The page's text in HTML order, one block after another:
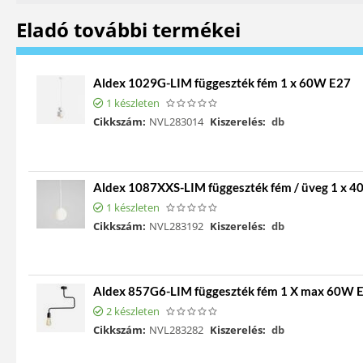
Eladó további termékei
Aldex 1029G-LIM függeszték fém 1 x 60W E27
1 készleten
Cikkszám: NVL283014 Kiszerelés: db
Aldex 1087XXS-LIM függeszték fém / üveg 1 x
1 készleten
Cikkszám: NVL283192 Kiszerelés: db
Aldex 857G6-LIM függeszték fém 1 X max 60W
2 készleten
Cikkszám: NVL283282 Kiszerelés: db